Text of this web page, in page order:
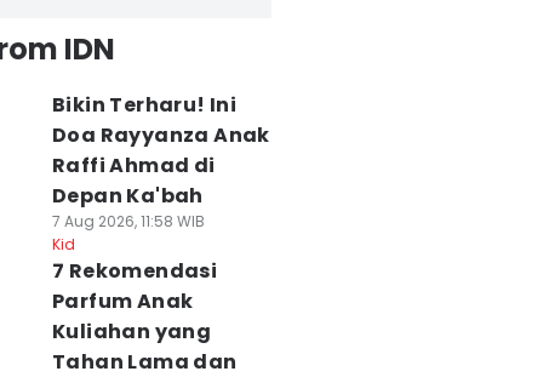
IDN
Bikin Terharu! Ini
Doa Rayyanza Anak
Raffi Ahmad di
Depan Ka'bah
7 Aug 2026, 11:58 WIB
Kid
7 Rekomendasi
Parfum Anak
Kuliahan yang
Tahan Lama dan